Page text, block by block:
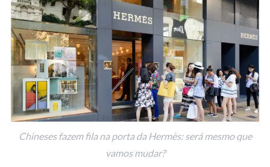
Chineses fazem fila na porta da Hermès: será mesmo que
vamos mudar?